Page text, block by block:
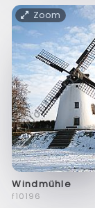
Zoom
Windmühle
f10196